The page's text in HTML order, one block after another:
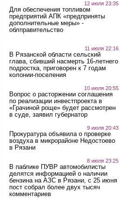
12 июля 23:35
Для обеспечения топливом
предприятий АПК «предприняты
дополнительные меры» -
облправительство
11 июля 22:16
В Рязанской области сельский
глава, сбивший насмерть 16-летнего
подростка, приговорен к 7 годам
колонии-поселения
10 июля 20:55
Вопрос о расторжении соглашения
по реализации инвестпроекта в
«Грачиной роще» будет рассмотрен
в суде, заявил губернатор
9 июля 20:43
Прокуратура объявила о проверке
воздуха в микрорайоне Недостоево
в Рязани
8 июля 23:25
В паблике ПУВР автомобилисты
делятся информацией о наличии
бензина на АЗС в Рязани, с 25 июня
пост собрал более двух тысяч
комментариев